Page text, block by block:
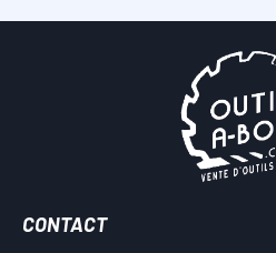
CONTACT